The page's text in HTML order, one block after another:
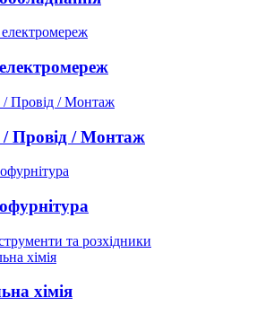
/ Провід / Монтаж
та розхідники
хімія